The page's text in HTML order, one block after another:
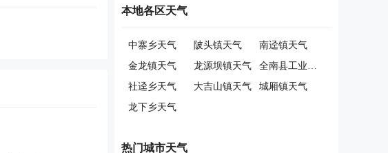
本地各区天气
中寨乡天气 陂头镇天气
南迳镇天气
金龙镇天气
龙源坝镇天气
全南县工业园天气
社迳乡天气
大吉山镇天气
城厢镇天气
龙下乡天气
热门城市天气